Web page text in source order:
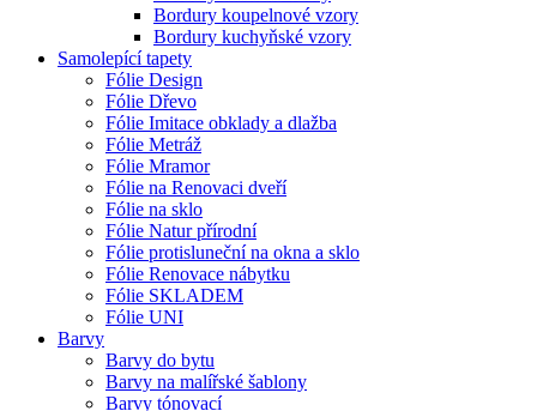
Bordury koupelnové vzory
Bordury kuchyňské vzory
Samolepící tapety
Fólie Design
Fólie Dřevo
Fólie Imitace obklady a dlažba
Fólie Metráž
Fólie Mramor
Fólie na Renovaci dveří
Fólie na sklo
Fólie Natur přírodní
Fólie protisluneční na okna a sklo
Fólie Renovace nábytku
Fólie SKLADEM
Fólie UNI
Barvy
Barvy do bytu
Barvy na malířské šablony
Barvy tónovací